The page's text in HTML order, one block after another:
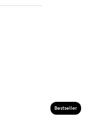
Bestseller